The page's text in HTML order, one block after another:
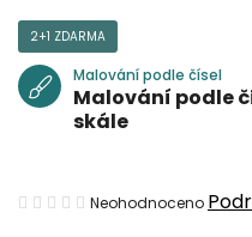
2+1 ZDARMA
Malování podle čísel
Malování podle
skále
Průměrné
Neohodnoceno